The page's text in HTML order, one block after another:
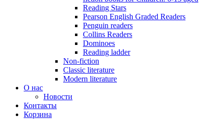
Reading Stars
Pearson English Graded Readers
Penguin readers
Collins Readers
Dominoes
Reading ladder
Non-fiction
Classic literature
Modern literature
О нас
Новости
Контакты
Корзина